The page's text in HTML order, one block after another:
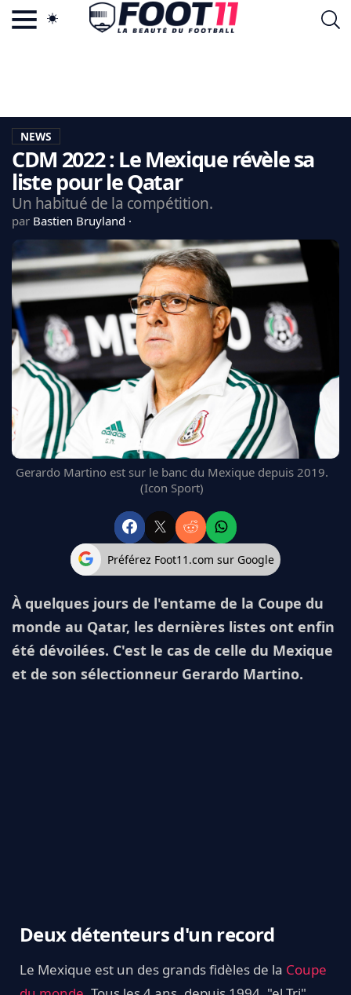
LA CHARTE
VIE PRIVÉE
CGU
CONTACTEZ-NOUS
MERCATO
CDM 2026
PSG
LIGUE 1
REAL MADRID
FC BARCELONE
MANCHESTER UNITED
CHELSEA
ARSENAL
BAYERN
L'AVIS DE LA RÉDAC'
NEWS
CDM 2022 : Le Mexique révèle sa
liste pour le Qatar
Un habitué de la compétition.
par Bastien Bruyland
Gerardo Martino est sur le banc du Mexique depuis 2019.
(Icon Sport)
Préférez Foot11.com sur Google
À quelques jours de l'entame de la Coupe du
monde au Qatar, les dernières listes ont enfin
été dévoilées. C'est le cas de celle du Mexique
et de son sélectionneur Gerardo Martino.
Deux détenteurs d'un record
Le Mexique est un des grands fidèles de la Coupe